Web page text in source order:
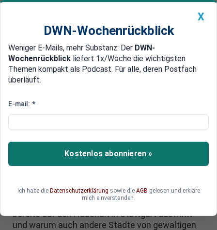
Newsticker MEIN DWN: Geldanlage Premium
Edelmetalle DWN-Magazin China
Gewerbesteuereinbruch: Krise
zu gewaltigen Steuerloch
Massive Investitionen in E-Mobilität,
Absatzflauten in China, geopolitische Risiken: Die
wichtigste Einnahmequelle für unsere Städte, die
Gewerbesteuer. Wie sich die Wirtschaftskrise
bereits auf den Haushalt in Stuttgart auswirkt –
und warum auch andere Städte von gewaltigen
X
DWN-Wochenrückblick
Weniger E-Mails, mehr Substanz: Der DWN-
Wochenrückblick liefert 1x/Woche die wichtigsten
Themen kompakt als Podcast. Für alle, deren Postfach
überläuft.
E-mail: *
Kostenlos abonnieren »
Ich habe die Datenschutzerklärung sowie die AGB gelesen und erkläre
mich einverstanden.